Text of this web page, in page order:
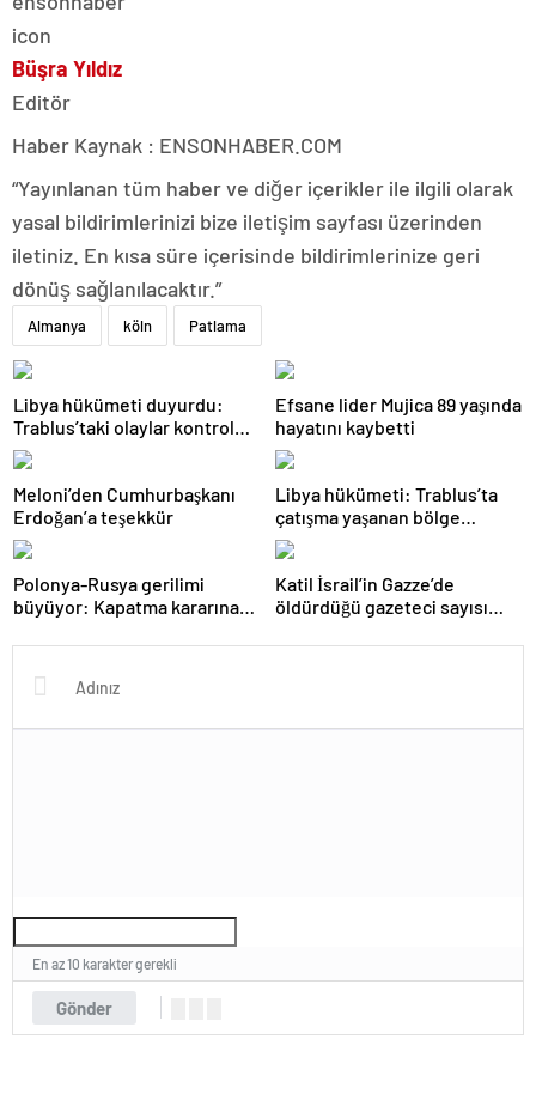
Büşra Yıldız
Editör
Haber Kaynak : ENSONHABER.COM
“Yayınlanan tüm haber ve diğer içerikler ile ilgili olarak
yasal bildirimlerinizi bize iletişim sayfası üzerinden
iletiniz. En kısa süre içerisinde bildirimlerinize geri
dönüş sağlanılacaktır.”
Almanya köln Patlama
Libya hükümeti duyurdu:
Trablus’taki olaylar kontrol
altında
Efsane lider Mujica 89 yaşında
hayatını kaybetti
Meloni’den Cumhurbaşkanı
Erdoğan’a teşekkür
Libya hükümeti: Trablus’ta
çatışma yaşanan bölge
kontrol altında
Polonya-Rusya gerilimi
büyüyor: Kapatma kararına
Katil İsrail’in Gazze’de
öldürdüğü gazeteci sayısı
Gönder
En az 10 karakter gerekli